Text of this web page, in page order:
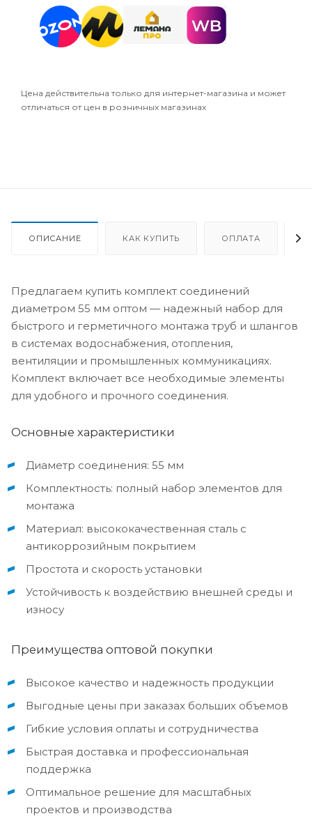
Цена действительна только для интернет-магазина и может
отличаться от цен в розничных магазинах
ОПИСАНИЕ КАК КУПИТЬ ОПЛАТА
Предлагаем купить комплект соединений
диаметром 55 мм оптом — надежный набор для
быстрого и герметичного монтажа труб и шлангов
в системах водоснабжения, отопления,
вентиляции и промышленных коммуникациях.
Комплект включает все необходимые элементы
для удобного и прочного соединения.
Основные характеристики
Диаметр соединения: 55 мм
Комплектность: полный набор элементов для
монтажа
Материал: высококачественная сталь с
антикоррозийным покрытием
Простота и скорость установки
Устойчивость к воздействию внешней среды и
износу
Преимущества оптовой покупки
Высокое качество и надежность продукции
Выгодные цены при заказах больших объемов
Гибкие условия оплаты и сотрудничества
Быстрая доставка и профессиональная
поддержка
Оптимальное решение для масштабных
проектов и производства